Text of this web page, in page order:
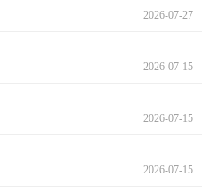
2026-07-27
2026-07-15
2026-07-15
2026-07-15